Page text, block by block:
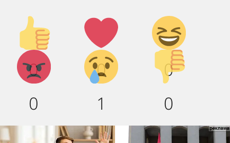
Палец
вверх!
0
Лайк!
0
Дикий
смех!
0
Агрессия!
0
Грусть
:(
1
Палец
вниз!
0